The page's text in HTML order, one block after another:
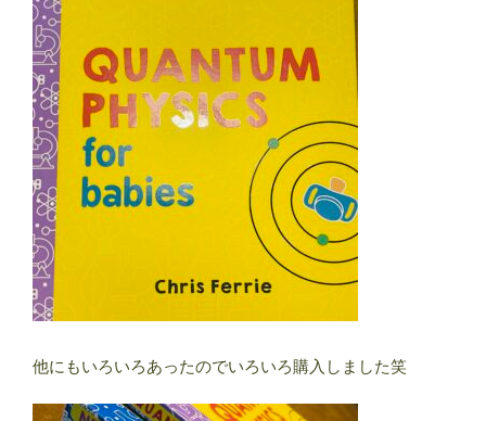
他にもいろいろあったのでいろいろ購入しました笑